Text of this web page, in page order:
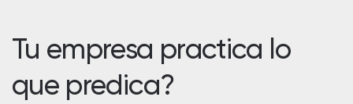
Tu empresa practica lo
que predica?